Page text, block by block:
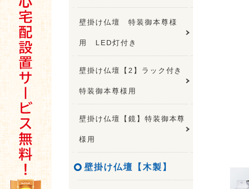
壁掛け仏壇 特装御本尊様
用 LED灯付き
壁掛け仏壇【2】ラック付き
特装御本尊様用
壁掛け仏壇【鏡】特装御本尊
様用
壁掛け仏壇【木製】